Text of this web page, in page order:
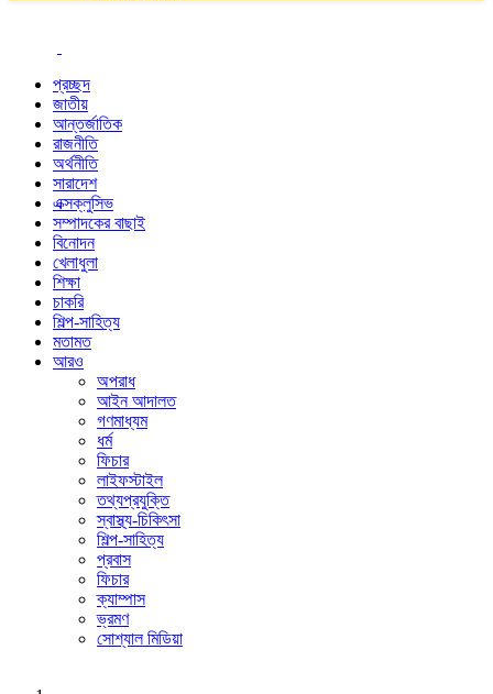
প্রচ্ছদ
জাতীয়
আন্তর্জাতিক
রাজনীতি
অর্থনীতি
সারাদেশ
এক্সক্লুসিভ
সম্পাদকের বাছাই
বিনোদন
খেলাধুলা
শিক্ষা
চাকরি
শিল্প-সাহিত্য
মতামত
আরও
অপরাধ
আইন আদালত
গণমাধ্যম
ধর্ম
ফিচার
লাইফস্টাইল
তথ্যপ্রযুক্তি
স্বাস্থ্য-চিকিৎসা
শিল্প-সাহিত্য
প্রবাস
ফিচার
ক্যাম্পাস
ভ্রমণ
সোশ্যাল মিডিয়া